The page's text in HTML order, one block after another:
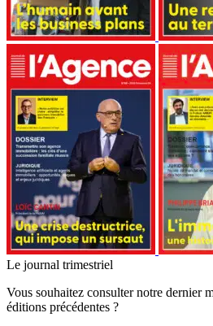
Le journal trimestriel
Vous souhaitez consulter notre dernier
éditions précédentes ?